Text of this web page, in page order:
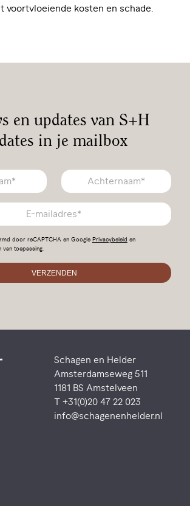
voortvloeiende kosten en schade.
en updates van S+H
in je mailbox
door reCAPTCHA en Google Privacybeleid en
van toepassing.
Schagen en Helder
Amsterdamseweg 511
1181 BS Amstelveen
T +31(0)20 47 22 023
info@schagenenhelder.nl